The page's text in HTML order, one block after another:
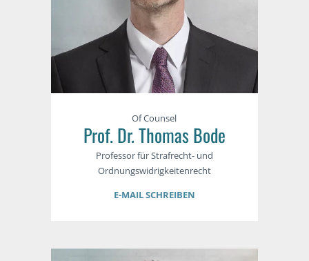
Of Counsel
Prof. Dr. Thomas Bode
Professor für Strafrecht- und
Ordnungswidrigkeitenrecht
E-MAIL SCHREIBEN